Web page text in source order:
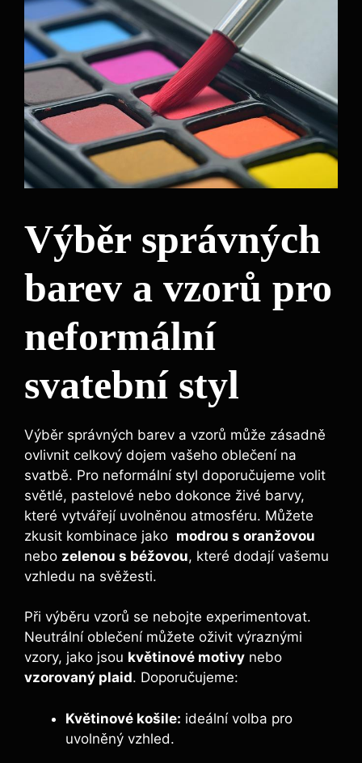
Výběr správných
barev a vzorů pro
neformální
svatební styl
Výběr správných ​barev a vzorů může zásadně
ovlivnit celkový dojem⁢ vašeho oblečení na
svatbě. Pro neformální styl doporučujeme volit
‍světlé, pastelové nebo dokonce živé ‍barvy,
které vytvářejí uvolněnou atmosféru. Můžete
zkusit kombinace jako ‍ modrou s oranžovou
nebo zelenou s béžovou, které dodají vašemu
vzhledu na svěžesti.
Při výběru vzorů ​se nebojte experimentovat.
Neutrální oblečení můžete oživit výraznými
vzory, jako jsou květinové⁣ motivy nebo
vzorovaný plaid. Doporučujeme:
Květinové košile: ideální volba pro
uvolněný vzhled.